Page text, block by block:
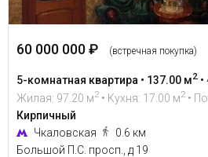
60 000 000 ₽ (встречная покупка)
5-комнатная квартира • 137.00 м2 •
Жилая: 97.20 м2 • Кухня: 17.00 м2 •
Кирпичный
Чкаловская
0.6 км
Большой П.С. просп., д 19